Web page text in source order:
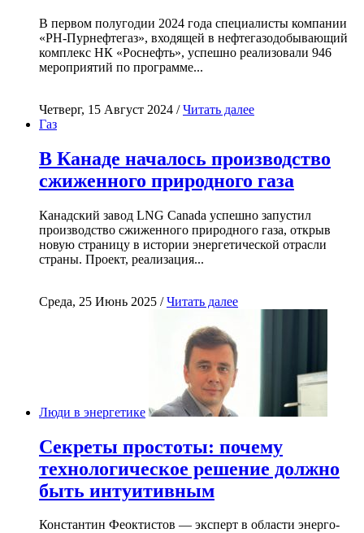
В первом полугодии 2024 года специалисты компании
«РН-Пурнефтегаз», входящей в нефтегазодобывающий
комплекс НК «Роснефть», успешно реализовали 946
мероприятий по программе...
Четверг, 15 Август 2024 /Читать далее
Газ
В Канаде началось производство
сжиженного природного газа
Канадский завод LNG Canada успешно запустил
производство сжиженного природного газа, открыв
новую страницу в истории энергетической отрасли
страны. Проект, реализация...
Среда, 25 Июнь 2025 /Читать далее
Люди в энергетике
Секреты простоты: почему
технологическое решение должно
быть интуитивным
Константин Феоктистов — эксперт в области энерго-